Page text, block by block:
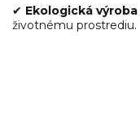
✔ Ekologická výroba
životnému prostrediu.